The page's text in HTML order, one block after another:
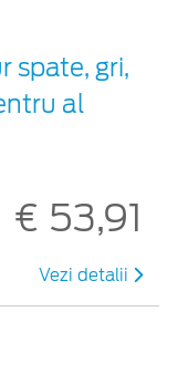
spate, gri,
al
€ 53,91
Vezi detalii